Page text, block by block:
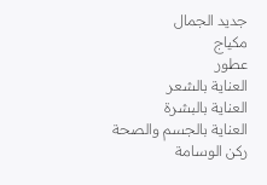
جديد الجمال
مكياج
عطور
العناية بالشعر
العناية بالبشرة
العناية بالجسم والصحة
ركن الوسامة